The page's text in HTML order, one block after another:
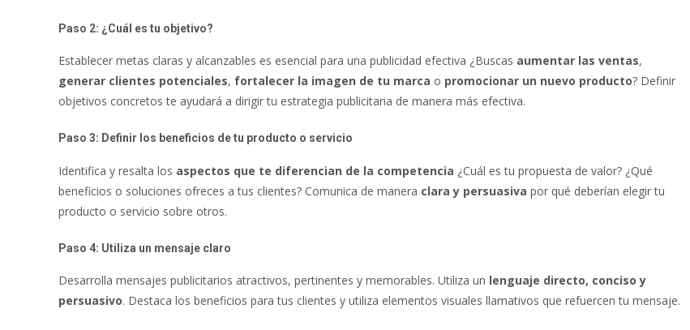
Paso 2: ¿Cuál es tu objetivo?
Establecer metas claras y alcanzables es esencial para una publicidad efectiva ¿Buscas aumentar las ventas,
generar clientes potenciales, fortalecer la imagen de tu marca o promocionar un nuevo producto? Definir
objetivos concretos te ayudará a dirigir tu estrategia publicitaria de manera más efectiva.
Paso 3: Definir los beneficios de tu producto o servicio
Identifica y resalta los aspectos que te diferencian de la competencia ¿Cuál es tu propuesta de valor? ¿Qué
beneficios o soluciones ofreces a tus clientes? Comunica de manera clara y persuasiva por qué deberían elegir tu
producto o servicio sobre otros.
Paso 4: Utiliza un mensaje claro
Desarrolla mensajes publicitarios atractivos, pertinentes y memorables. Utiliza un lenguaje directo, conciso y
persuasivo. Destaca los beneficios para tus clientes y utiliza elementos visuales llamativos que refuercen tu mensaje.